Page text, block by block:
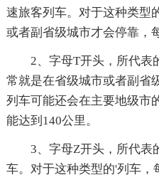
速旅客列车。对于这种类型
或者副省级城市才会停靠，
2、字母T开头，所代表
常就是在省级城市或者副省
列车可能还会在主要地级市
能达到140公里。
3、字母Z开头，所代表
车。对于这种类型的'列车，